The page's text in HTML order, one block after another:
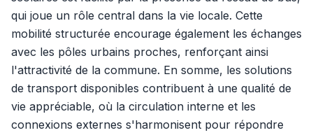
qui joue un rôle central dans la vie locale. Cette
mobilité structurée encourage également les échanges
avec les pôles urbains proches, renforçant ainsi
l'attractivité de la commune. En somme, les solutions
de transport disponibles contribuent à une qualité de
vie appréciable, où la circulation interne et les
connexions externes s'harmonisent pour répondre